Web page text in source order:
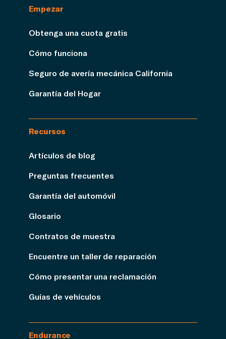
Empezar
Obtenga una cuota gratis
Cómo funciona
Seguro de avería mecánica California
Garantía del Hogar
Recursos
Artículos de blog
Preguntas frecuentes
Garantía del automóvil
Glosario
Contratos de muestra
Encuentre un taller de reparación
Cómo presentar una reclamación
Guías de vehículos
Endurance